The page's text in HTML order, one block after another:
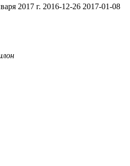
2017 г. 2016-12-26 2017-01-08